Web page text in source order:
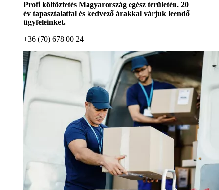
Profi költöztetés Magyarország egész területén. 20
év tapasztalattal és kedvező árakkal várjuk leendő
ügyfeleinket.
+36 (70) 678 00 24